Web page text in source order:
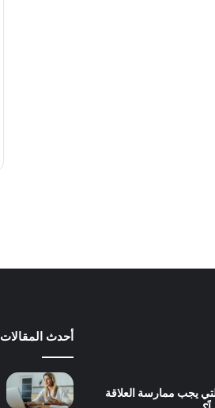
يجب ممارسة العلاقة
أحدث المقالات